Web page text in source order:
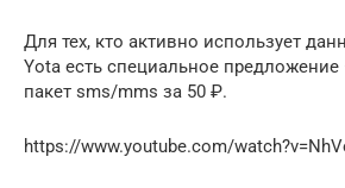
Для тех, кто активно использует
Yota есть специальное
пакет sms/mms за 50 ₽.
https://www.youtube.com/